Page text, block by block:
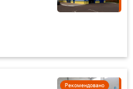
Рекомендовано